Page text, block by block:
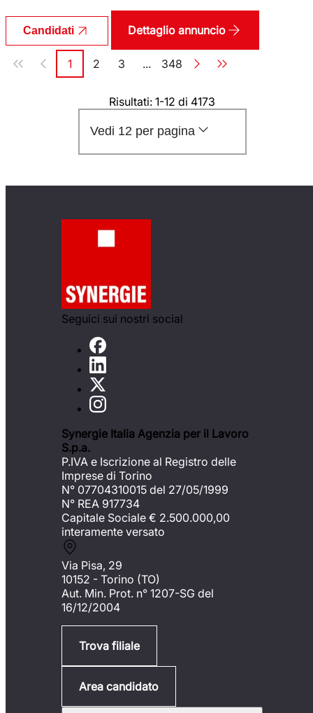
Candidati Dettaglio annuncio
Paginazione
Pagina
1 Pagina
2 Pagina
3 ... Pagina
348
Risultati: 1-12 di 4173
Vedi 12 per pagina
Seguici sui nostri social
Synergie Italia Agenzia per il Lavoro
S.p.a.
P.IVA e Iscrizione al Registro delle
Imprese di Torino
N° 07704310015 del 27/05/1999
N° REA 917734
Capitale Sociale € 2.500.000,00
interamente versato
Via Pisa, 29
10152 - Torino (TO)
Aut. Min. Prot. n° 1207-SG del
16/12/2004
Trova filiale
Area candidato